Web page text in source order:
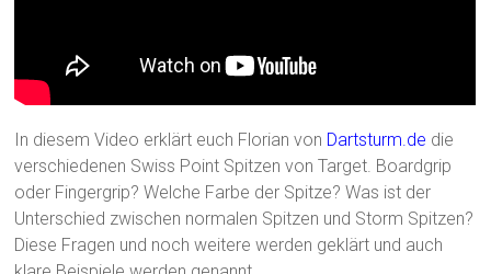
In diesem Video erklärt euch Florian von Dartsturm.de die
verschiedenen Swiss Point Spitzen von Target. Boardgrip
oder Fingergrip? Welche Farbe der Spitze? Was ist der
Unterschied zwischen normalen Spitzen und Storm Spitzen?
Diese Fragen und noch weitere werden geklärt und auch